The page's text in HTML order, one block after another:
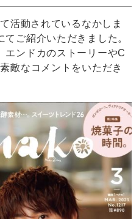
活動されているなかしま
ご紹介いただきました。
エンドカのストーリーやC
敵なコメントをいただき